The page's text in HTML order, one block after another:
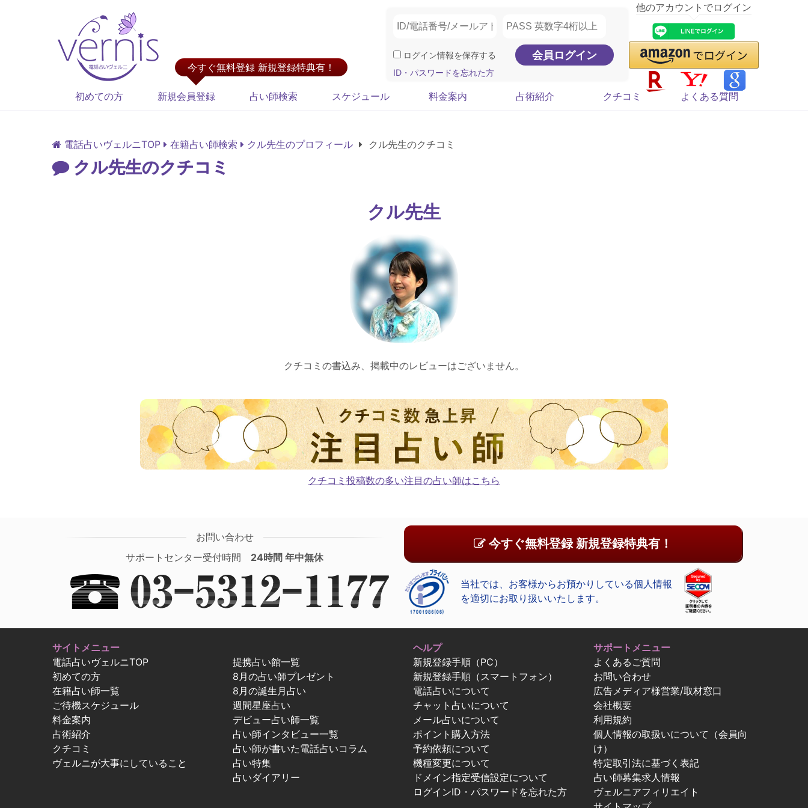
今すぐ無料登録 新規登録特典有！
ログイン情報を保存する
ID・パスワードを忘れた方
他のアカウントでログイン
初めての方 新規会員登録 占い師検索 スケジュール 料金案内 占術紹介 クチコミ よくある質問
電話占いヴェルニTOP 在籍占い師検索 クル先生のプロフィール クル先生のクチコミ
クル先生のクチコミ
クル先生
クチコミの書込み、掲載中のレビューはございません。
クチコミ投稿数の多い注目の占い師はこちら
お問い合わせ
サポートセンター受付時間 24時間 年中無休
今すぐ無料登録 新規登録特典有！
当社では、お客様からお預かりしている個人情報
を適切にお取り扱いいたします。
サイトメニュー
電話占いヴェルニTOP
初めての方
在籍占い師一覧
ご待機スケジュール
料金案内
占術紹介
クチコミ
ヴェルニが大事にしていること
提携占い館一覧
8月の占い師プレゼント
8月の誕生月占い
週間星座占い
デビュー占い師一覧
占い師インタビュー一覧
占い師が書いた電話占いコラム
占い特集
占いダイアリー
ヘルプ
新規登録手順（PC）
新規登録手順（スマートフォン）
電話占いについて
チャット占いについて
メール占いについて
ポイント購入方法
予約依頼について
機種変更について
ドメイン指定受信設定について
ログインID・パスワードを忘れた方
サポートメニュー
よくあるご質問
お問い合わせ
広告メディア様営業/取材窓口
会社概要
利用規約
個人情報の取扱いについて（会員向
け）
特定取引法に基づく表記
占い師募集求人情報
ヴェルニアフィリエイト